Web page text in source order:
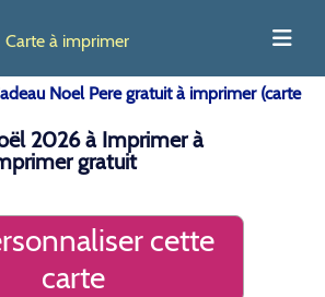
Carte à imprimer
Noel Pere gratuit à imprimer (carte
2026 à Imprimer à
gratuit
cette
carte